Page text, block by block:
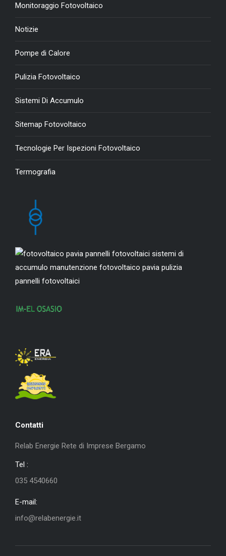
Monitoraggio Fotovoltaico
Notizie
Pompe di Calore
Pulizia Fotovoltaico
Sistemi Di Accumulo
Sitemap Fotovoltaico
Tecnologie Per Ispezioni Fotovoltaico
Termografia
Contatti
Relab Energie Rete di Imprese Bergamo
Tel :
035 4540660
E-mail:
info@relabenergie.it